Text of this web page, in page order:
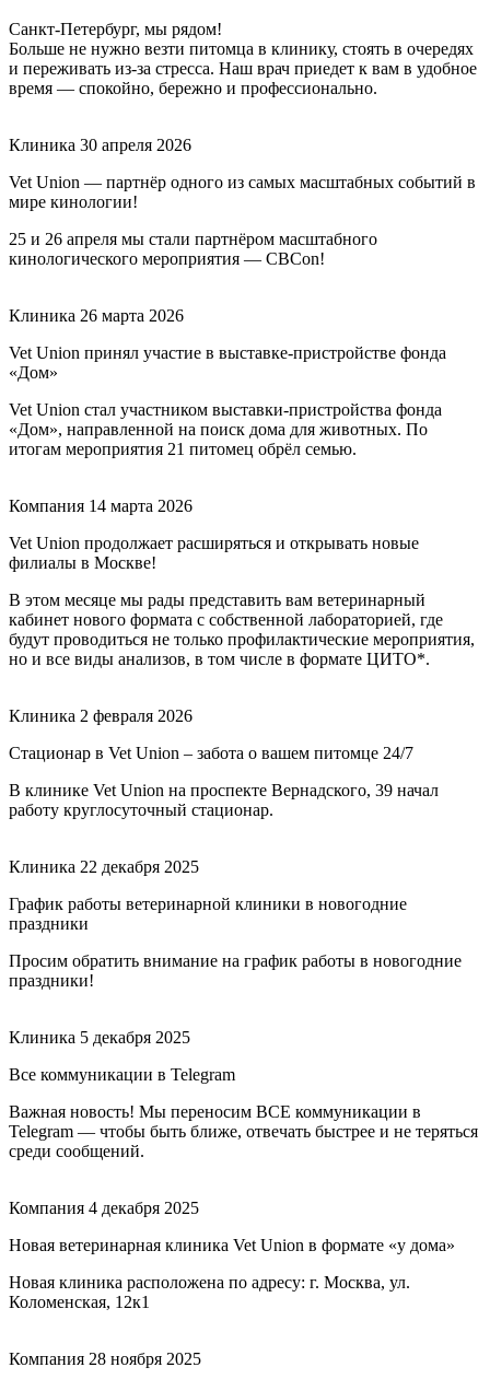
Санкт-Петербург, мы рядом!
Больше не нужно везти питомца в клинику, стоять в очередях
и переживать из-за стресса. Наш врач приедет к вам в удобное
время — спокойно, бережно и профессионально.
Клиника 30 апреля 2026
Vet Union — партнёр одного из самых масштабных событий в
мире кинологии!
25 и 26 апреля мы стали партнёром масштабного
кинологического мероприятия — CBCon!
Клиника 26 марта 2026
Vet Union принял участие в выставке-пристройстве фонда
«Дом»
Vet Union стал участником выставки-пристройства фонда
«Дом», направленной на поиск дома для животных. По
итогам мероприятия 21 питомец обрёл семью.
Компания 14 марта 2026
Vet Union продолжает расширяться и открывать новые
филиалы в Москве!
В этом месяце мы рады представить вам ветеринарный
кабинет нового формата с собственной лабораторией, где
будут проводиться не только профилактические мероприятия,
но и все виды анализов, в том числе в формате ЦИТО*.
Клиника 2 февраля 2026
Стационар в Vet Union – забота о вашем питомце 24/7
В клинике Vet Union на проспекте Вернадского, 39 начал
работу круглосуточный стационар.
Клиника 22 декабря 2025
График работы ветеринарной клиники в новогодние
праздники
Просим обратить внимание на график работы в новогодние
праздники!
Клиника 5 декабря 2025
Все коммуникации в Telegram
Важная новость! Мы переносим ВСЕ коммуникации в
Telegram — чтобы быть ближе, отвечать быстрее и не теряться
среди сообщений.
Компания 4 декабря 2025
Новая ветеринарная клиника Vet Union в формате «у дома»
Новая клиника расположена по адресу: г. Москва, ул.
Коломенская, 12к1
Компания 28 ноября 2025